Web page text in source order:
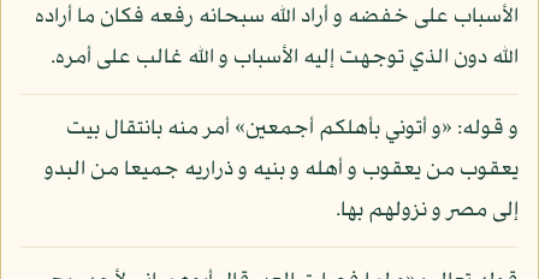
الأسباب على خفضه و أراد الله سبحانه رفعه فكان ما أراده
الله دون الذي توجهت إليه الأسباب و الله غالب على أمره.
و قوله: «و أتوني بأهلكم أجمعين» أمر منه بانتقال بيت
يعقوب من يعقوب و أهله و بنيه و ذراريه جميعا من البدو
إلى مصر و نزولهم بها.